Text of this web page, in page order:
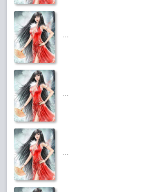
...
...
...